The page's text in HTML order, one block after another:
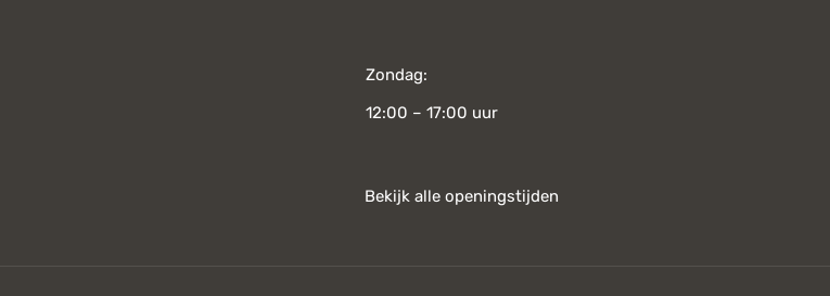
Zondag:
12:00 – 17:00 uur
Bekijk alle openingstijden